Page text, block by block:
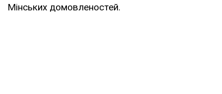
Мінських домовленостей.